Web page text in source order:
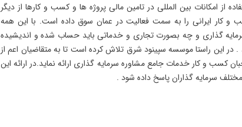
از امکانات بین المللی در تامین مالی پروژه ها و کسب و کارها از دیگر
و کار ایرانی را به سمت فعالیت در عمان سوق داده است. با این همه
گذاری و چه بصورت تجاری و خدماتی باید حساب شده و اندیشیده
در این راستا موسسه سپینود شرق تلاش کرده است تا به متقاضیان اعم از
کسب و کار خدمات جامع مشاوره سرمایه گذاری ارائه نماید.در ارائه این
سرمایه گذاران پاسخ داده شود .